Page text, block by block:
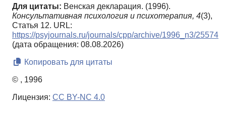
Для цитаты: Венская декларация. (1996).
Консультативная психология и психотерапия, 4(3),
Статья 12. URL:
https://psyjournals.ru/journals/cpp/archive/1996_n3/25574
(дата обращения: 08.08.2026)
Копировать для цитаты
© , 1996
Лицензия: CC BY-NC 4.0